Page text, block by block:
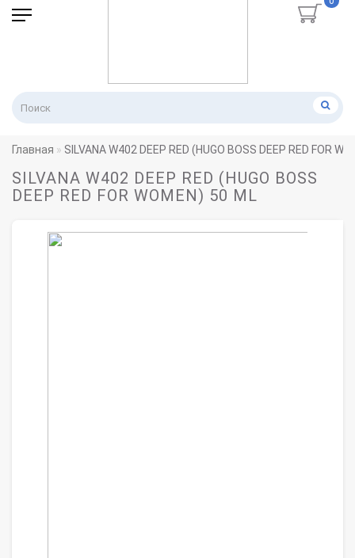
Главная SILVANA W402 DEEP RED (HUGO BOSS DEEP RED FOR
SILVANA W402 DEEP RED (HUGO BOSS
DEEP RED FOR WOMEN) 50 ML